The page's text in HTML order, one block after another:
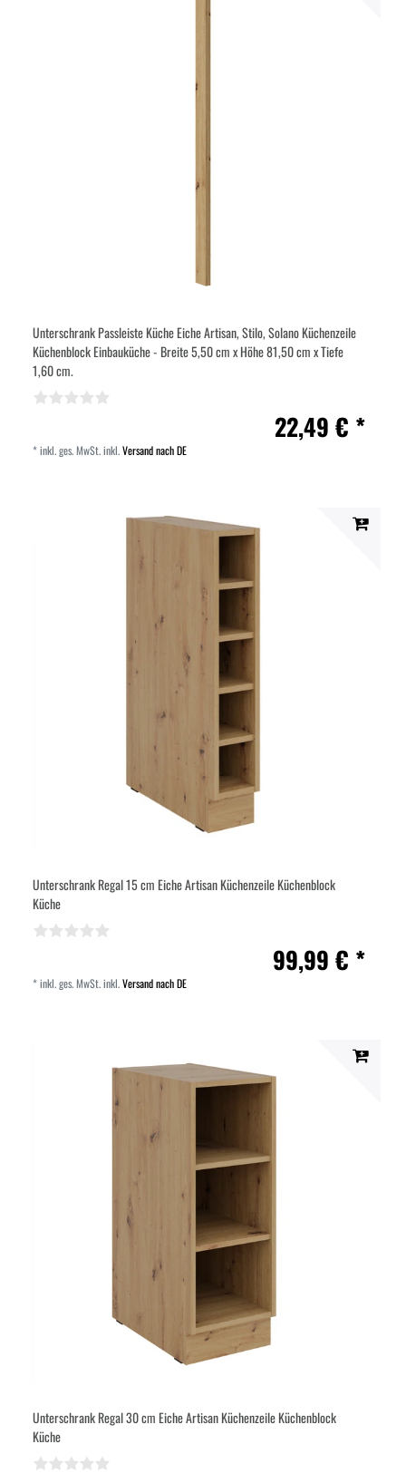
Unterschrank Passleiste Küche Eiche Artisan, Stilo, Solano Küchenzeile
Küchenblock Einbauküche - Breite 5,50 cm x Höhe 81,50 cm x Tiefe
1,60 cm.
22,49 € *
*inkl. ges. MwSt.inkl.Versand nach DE
Unterschrank Regal 15 cm Eiche Artisan Küchenzeile Küchenblock
Küche
99,99 € *
*inkl. ges. MwSt.inkl.Versand nach DE
Unterschrank Regal 30 cm Eiche Artisan Küchenzeile Küchenblock
Küche